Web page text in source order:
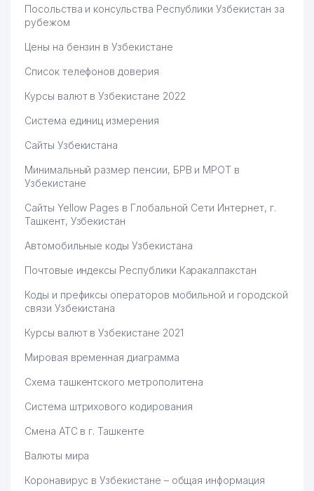
Посольства и консульства Республики Узбекистан за
рубежом
Цены на бензин в Узбекистане
Список телефонов доверия
Курсы валют в Узбекистане 2022
Система единиц измерения
Сайты Узбекистана
Минимальный размер пенсии, БРВ и МРОТ в
Узбекистане
Сайты Yellow Pages в Глобальной Сети Интернет, г.
Ташкент, Узбекистан
Автомобильные коды Узбекистана
Почтовые индексы Республики Каракалпакстан
Коды и префиксы операторов мобильной и городской
связи Узбекистана
Курсы валют в Узбекистане 2021
Мировая временная диаграмма
Схема ташкентского метрополитена
Система штрихового кодирования
Смена АТС в г. Ташкенте
Валюты мира
Коронавирус в Узбекистане – общая информация